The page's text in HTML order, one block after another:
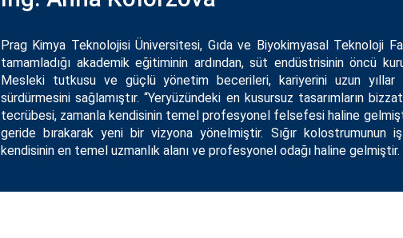
Prag Kimya Teknolojisi Üniversitesi, Gıda ve Biyokimyasal Teknoloji
tamamladığı akademik eğitiminin ardından, süt endüstrisinin öncü
Mesleki tutkusu ve güçlü yönetim becerileri, kariyerini uzun
sürdürmesini sağlamıştır. “Yeryüzündeki en kusursuz tasarımların
tecrübesi, zamanla kendisinin temel profesyonel felsefesi haline
geride bırakarak yeni bir vizyona yönelmiştir. Sığır kolostrumunun
kendisinin en temel uzmanlık alanı ve profesyonel odağı haline gelmiştir.